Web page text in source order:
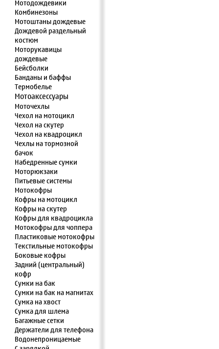
Мотодождевики
Комбинезоны
Мотоштаны дождевые
Дождевой раздельный
костюм
Моторукавицы
дождевые
Бейсболки
Банданы и баффы
Термобелье
Мотоаксессуары
Моточехлы
Чехол на мотоцикл
Чехол на скутер
Чехол на квадроцикл
Чехлы на тормозной
бачок
Набедренные сумки
Моторюкзаки
Питьевые системы
Мотокофры
Кофры на мотоцикл
Кофры на скутер
Кофры для квадроцикла
Мотокофры для чоппера
Пластиковые мотокофры
Текстильные мотокофры
Боковые кофры
Задний (центральный)
кофр
Сумки на бак
Сумки на бак на магнитах
Сумка на хвост
Сумка для шлема
Багажные сетки
Держатели для телефона
Водонепроницаемые